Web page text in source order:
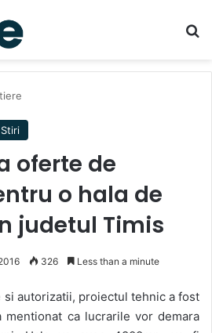
Stiri
oferte de
o hala de
judetul Timis
326 Less than a minute
si autorizatii, proiectul tehnic a fost
mentionat ca lucrarile vor demara